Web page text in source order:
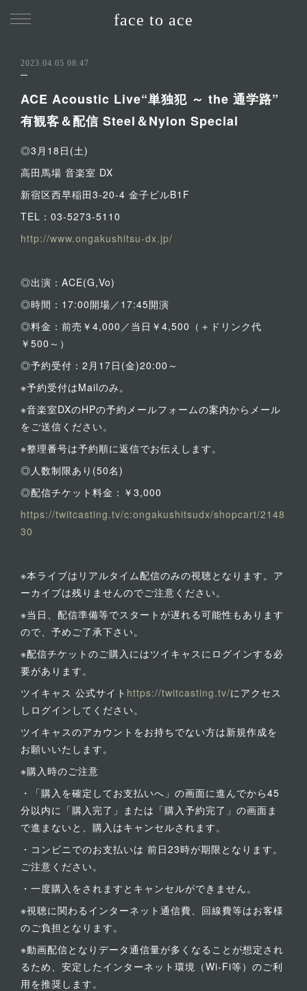
face to ace
2023.04.05 08:47
ACE Acoustic Live“単独犯 ～ the 通学路”
有観客＆配信 Steel＆Nylon Special
◎3月18日(土)
高田馬場 音楽室 DX
新宿区西早稲田3-20-4 金子ビルB1F
TEL：03-5273-5110
http://www.ongakushitsu-dx.jp/
◎出演：ACE(G,Vo)
◎時間：17:00開場／17:45開演
◎料金：前売￥4,000／当日￥4,500（＋ドリンク代
￥500～）
◎予約受付：2月17日(金)20:00～
※予約受付はMailのみ。
※音楽室DXのHPの予約メールフォームの案内からメール
をご送信ください。
※整理番号は予約順に返信でお伝えします。
◎人数制限あり(50名)
◎配信チケット料金：￥3,000
https://twitcasting.tv/c:ongakushitsudx/shopcart/2148
30
※本ライブはリアルタイム配信のみの視聴となります。ア
ーカイブは残りませんのでご注意ください。
※当日、配信準備等でスタートが遅れる可能性もあります
ので、予めご了承下さい。
※配信チケットのご購入にはツイキャスにログインする必
要があります。
ツイキャス 公式サイト https://twitcasting.tv/にアクセス
しログインしてください。
ツイキャスのアカウントをお持ちでない方は新規作成を
お願いいたします。
※購入時のご注意
・「購入を確定してお支払いへ」の画面に進んでから45
分以内に「購入完了」または「購入予約完了」の画面ま
で進まないと、購入はキャンセルされます。
・コンビニでのお支払いは 前日23時が期限となります。
ご注意ください。
・一度購入をされますとキャンセルができません。
※視聴に関わるインターネット通信費、回線費等はお客様
のご負担となります。
※動画配信となりデータ通信量が多くなることが想定され
るため、安定したインターネット環境（Wi-Fi等）のご利
用を推奨します。